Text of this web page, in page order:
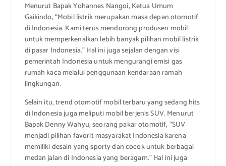
Menurut Bapak Yohannes Nangoi, Ketua Umum
Gaikindo, “Mobil listrik merupakan masa depan otomotif
di Indonesia. Kami terus mendorong produsen mobil
untuk memperkenalkan lebih banyak pilihan mobil listrik
di pasar Indonesia.” Hal ini juga sejalan dengan visi
pemerintah Indonesia untuk mengurangi emisi gas
rumah kaca melalui penggunaan kendaraan ramah
lingkungan.
Selain itu, trend otomotif mobil terbaru yang sedang hits
di Indonesia juga meliputi mobil berjenis SUV. Menurut
Bapak Denny Wahyu, seorang pakar otomotif, “SUV
menjadi pilihan favorit masyarakat Indonesia karena
memiliki desain yang sporty dan cocok untuk berbagai
medan jalan di Indonesia yang beragam.” Hal ini juga